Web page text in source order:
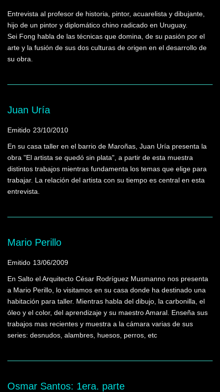
Entrevista al profesor de historia, pintor, acuarelista y dibujante,
hijo de un pintor y diplomático chino radicado en Uruguay.
Sei Fong habla de las técnicas que domina, de su pasión por el
arte y la fusión de sus dos culturas de origen en el desarrollo de
su obra.
Juan Uría
Emitido 23/10/2010
En su casa taller en el barrio de Maroñas, Juan Uría presenta la
obra "El artista se quedó sin plata", a partir de esta muestra
distintos trabajos mientras fundamenta los temas que elige para
trabajar. La relación del artista con su tiempo es central en esta
entrevista.
Mario Perillo
Emitido 13/06/2009
En Salto el Arquitecto César Rodríguez Musmanno nos presenta
a Mario Perillo, lo visitamos en su casa donde ha destinado una
habitación para taller. Mientras habla del dibujo, la carbonilla, el
óleo y el color, del aprendizaje y su maestro Amaral. Enseña sus
trabajos mas recientes y muestra a la cámara varias de sus
series: desnudos, alambres, huesos, perros, etc
Osmar Santos: 1era. parte